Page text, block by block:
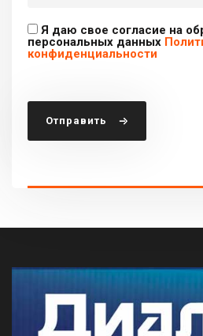
Я даю свое согласие на
персональных данных
конфиденциальности
Отправить